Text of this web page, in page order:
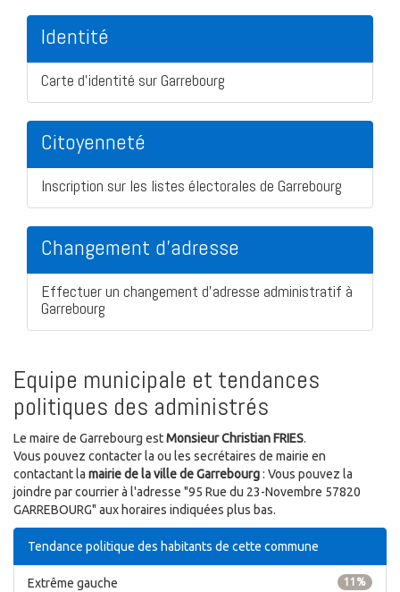
Identité
Carte d'identité sur Garrebourg
Citoyenneté
Inscription sur les listes électorales de Garrebourg
Changement d'adresse
Effectuer un changement d'adresse administratif à
Garrebourg
Equipe municipale et tendances
politiques des administrés
Le maire de Garrebourg estMonsieur Christian FRIES.
Vous pouvez contacter la ou les secrétaires de mairie en
contactant la mairie de la ville de Garrebourg: Vous pouvez la
joindre par courrier à l'adresse "95 Rue du 23-Novembre 57820
GARREBOURG" aux horaires indiquées plus bas.
Tendance politique des habitants de cette commune
11%
Extrême gauche